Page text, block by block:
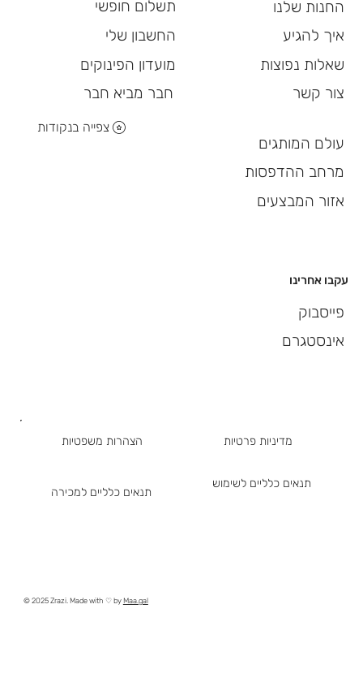
תשלום חופשי
החשבון שלי
מועדון הפינוקים
חבר מביא חבר
צפייה בנקודות
עקבו אחרינו
פייסבוק
אינסטגרם
החנות שלנו
איך להגיע
שאלות נפוצות
צור קשר
עולם המותגים
מרחב ההדפסות
אזור המבצעים
מדיניות פרטיות
תנאים כלליים למכירה
תנאים כלליים לשימוש
הצהרות משפטיות
© 2025 Zrazi. Made with ♡ byMaa.gal